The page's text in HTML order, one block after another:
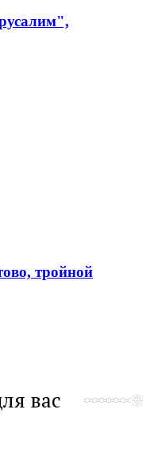
тройной
вас